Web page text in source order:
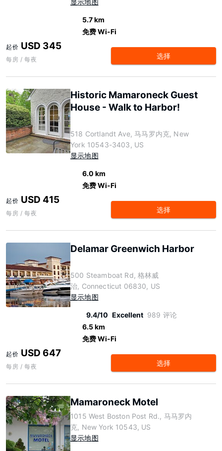
显示地图
5.7 km
免费 Wi-Fi
起价 USD 345
每房 / 每夜 选择
Historic Mamaroneck Guest
House - Walk to Harbor!
518 Cortlandt Ave, 马马罗内克, New
York 10543-3403, US
显示地图
6.0 km
免费 Wi-Fi
起价 USD 415
每房 / 每夜 选择
Delamar Greenwich Harbor
500 Steamboat Rd, 格林威
治, Connecticut 06830, US
显示地图
9.4/10 Excellent 989 评论
6.5 km
免费 Wi-Fi
起价 USD 647
每房 / 每夜 选择
Mamaroneck Motel
1015 West Boston Post Rd., 马马罗内
克, New York 10543, US
显示地图